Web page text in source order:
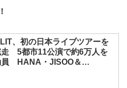
、初の日本ライブツアーを
走 5都市11公演で約6万人を
員 HANA・JISOO＆